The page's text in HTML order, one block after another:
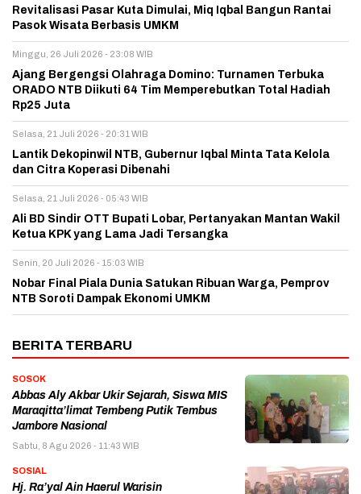
Revitalisasi Pasar Kuta Dimulai, Miq Iqbal Bangun Rantai
Pasok Wisata Berbasis UMKM
Minggu, 26 Juli 2026 - 23:08 WIB
Ajang Bergengsi Olahraga Domino: Turnamen Terbuka
ORADO NTB Diikuti 64 Tim Memperebutkan Total Hadiah
Rp25 Juta
Selasa, 21 Juli 2026 - 20:31 WIB
Lantik Dekopinwil NTB, Gubernur Iqbal Minta Tata Kelola
dan Citra Koperasi Dibenahi
Selasa, 21 Juli 2026 - 05:43 WIB
Ali BD Sindir OTT Bupati Lobar, Pertanyakan Mantan Wakil
Ketua KPK yang Lama Jadi Tersangka
Senin, 20 Juli 2026 - 15:03 WIB
Nobar Final Piala Dunia Satukan Ribuan Warga, Pemprov
NTB Soroti Dampak Ekonomi UMKM
BERITA TERBARU
SOSOK
Abbas Aly Akbar Ukir Sejarah, Siswa MIS
Maraqitta’limat Tembeng Putik Tembus
Jambore Nasional
Sabtu, 8 Agu 2026 - 11:43 WIB
SOSIAL
Hj. Ra’yal Ain Haerul Warisin